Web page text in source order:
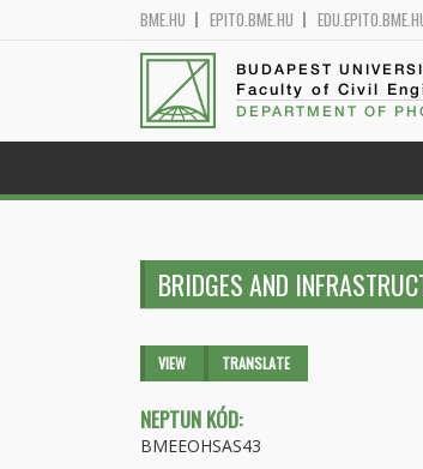
BME.HU EPITO.BME.HU
BUDAPEST
Faculty of Civil
DEPARTMENT OF
BRIDGES AND
Primary tabs
VIEW (ACTIVETRANSLATE
NEPTUN KÓD:
BMEEOHSAS43